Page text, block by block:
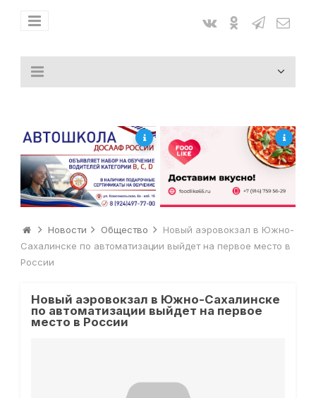
Новости Общество
Новый аэровокзал в Южно-
Сахалинске по автоматизации выйдет на первое место в
России
Новый аэровокзал в Южно-Сахалинске
по автоматизации выйдет на первое
место в России